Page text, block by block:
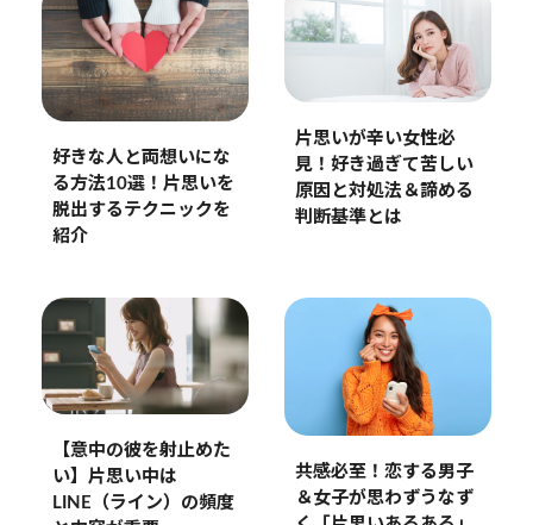
好きな人と両想いにな
る方法10選！片思いを
脱出するテクニックを
紹介
片思いが辛い女性必
見！好き過ぎて苦しい
原因と対処法＆諦める
判断基準とは
【意中の彼を射止めた
い】片思い中は
LINE（ライン）の頻度
共感必至！恋する男子
＆女子が思わずうなず